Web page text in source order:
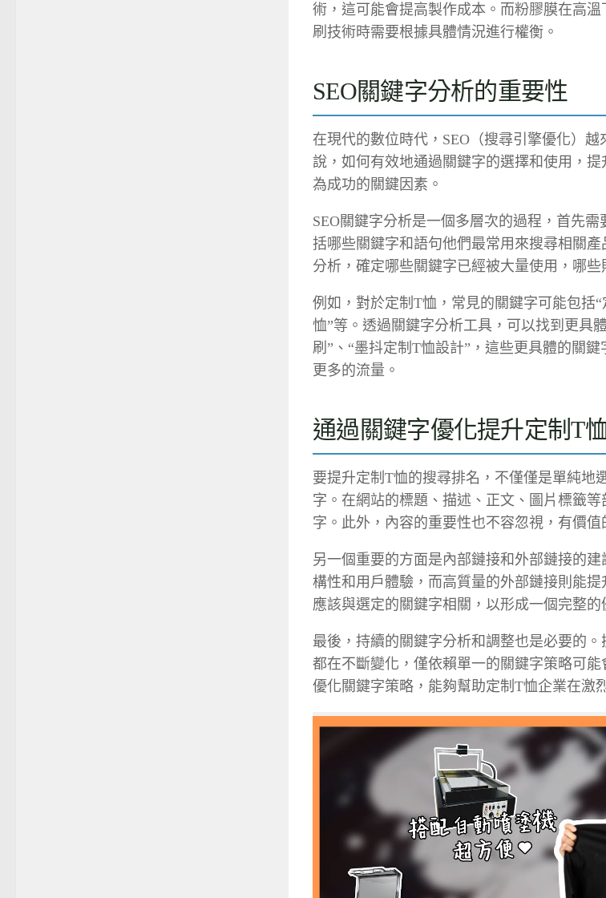
術，這可能會提高製作成本。而粉膠膜在高
刷技術時需要根據具體情況進行權衡。
SEO關鍵字分析的重要性
在現代的數位時代，SEO（搜尋引擎優化）
說，如何有效地通過關鍵字的選擇和使用，
為成功的關鍵因素。
SEO關鍵字分析是一個多層次的過程，首先
括哪些關鍵字和語句他們最常用來搜尋相關
分析，確定哪些關鍵字已經被大量使用，哪些
例如，對於定制T恤，常見的關鍵字可能包括
恤”等。透過關鍵字分析工具，可以找到更具
刷”、“墨抖定制T恤設計”，這些更具體的關
更多的流量。
通過關鍵字優化提升定制T
要提升定制T恤的搜尋排名，不僅僅是單純地
字。在網站的標題、描述、正文、圖片標籤
字。此外，內容的重要性也不容忽視，有價
另一個重要的方面是內部鏈接和外部鏈接的
構性和用戶體驗，而高質量的外部鏈接則能
應該與選定的關鍵字相關，以形成一個完整的
最後，持續的關鍵字分析和調整也是必要的
都在不斷變化，僅依賴單一的關鍵字策略可
優化關鍵字策略，能夠幫助定制T恤企業在激